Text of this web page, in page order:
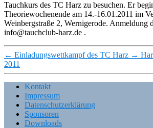
Tauchkurs des TC Harz zu besuchen. Er
Theoriewochenende am 14.-16.01.2011 im
Weinbergstraße 2, Wernigerode. Anmeldung
info@tauchclub-harz.de .
← Einladungswettkampf des TC Harz →
2011
Kontakt
Impressum
Datenschutzerklärung
Sponsoren
Downloads